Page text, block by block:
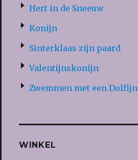
Hert in de Sneeuw
Konijn
Sinterklaas zijn paard
Valentijnskonijn
Zwemmen met een Dolfijn
WINKEL